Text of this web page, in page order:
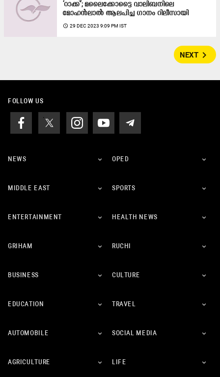
‘റാക്ക്’; മലൈക്കോട്ടൈ വാലിബനിലെ
മോഹൻലാൽ ആലപിച്ച ഗാനം റിലീസായി
access_time 29 DEC 2023 9:09 PM IST
NEXT navigate_next
FOLLOW US
NEWS OPED
MIDDLE EAST SPORTS
ENTERTAINMENT HEALTH NEWS
GRIHAM RUCHI
BUSINESS CULTURE
EDUCATION TRAVEL
AUTOMOBILE SOCIAL MEDIA
AGRICULTURE LIFE